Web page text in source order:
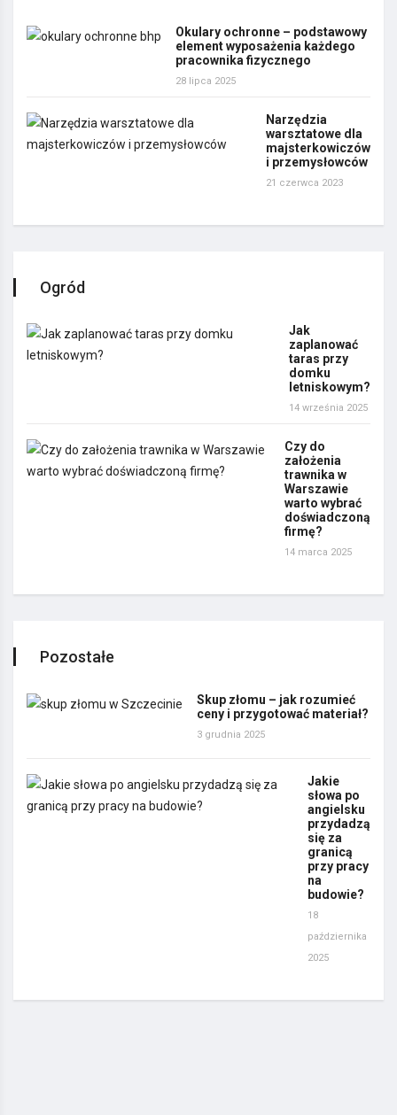
Okulary ochronne – podstawowy
element wyposażenia każdego
pracownika fizycznego
28 lipca 2025
Narzędzia
warsztatowe dla
majsterkowiczów
i przemysłowców
21 czerwca 2023
Ogród
Jak
zaplanować
taras przy
domku
letniskowym?
14 września 2025
Czy do
założenia
trawnika w
Warszawie
warto wybrać
doświadczoną
firmę?
14 marca 2025
Pozostałe
Skup złomu – jak rozumieć
ceny i przygotować materiał?
3 grudnia 2025
Jakie
słowa po
angielsku
przydadzą
się za
granicą
przy pracy
na
budowie?
18
października
2025